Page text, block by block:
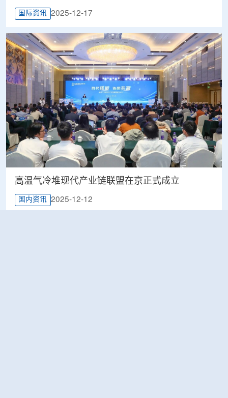
国际资讯 2025-12-17
高温气冷堆现代产业链联盟在京正式成立
国内资讯 2025-12-12